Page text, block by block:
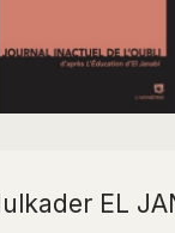
EL